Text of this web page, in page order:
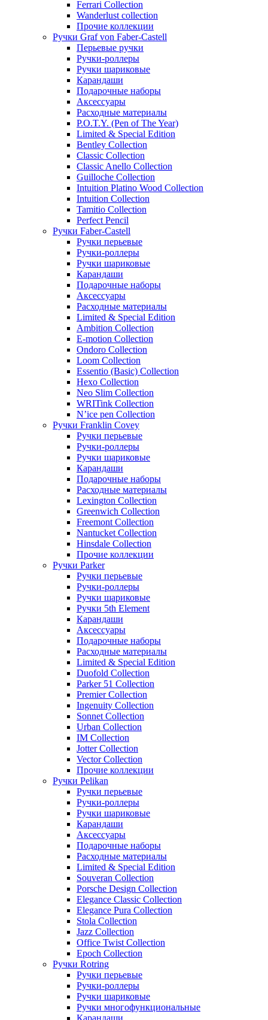
Ferrari Collection
Wanderlust collection
Прочие коллекции
Ручки Graf von Faber-Castell
Перьевые ручки
Ручки-роллеры
Ручки шариковые
Карандаши
Подарочные наборы
Аксессуары
Расходные материалы
P.O.T.Y. (Pen of The Year)
Limited & Special Edition
Bentley Collection
Classic Collection
Classic Anello Collection
Guilloche Collection
Intuition Platino Wood Collection
Intuition Collection
Tamitio Collection
Perfect Pencil
Ручки Faber-Castell
Ручки перьевые
Ручки-роллеры
Ручки шариковые
Карандаши
Подарочные наборы
Аксессуары
Расходные материалы
Limited & Special Edition
Ambition Collection
E-motion Collection
Ondoro Collection
Loom Collection
Essentio (Basic) Collection
Hexo Collection
Neo Slim Collection
WRITink Collection
N’ice pen Collection
Ручки Franklin Covey
Ручки перьевые
Ручки-роллеры
Ручки шариковые
Карандаши
Подарочные наборы
Расходные материалы
Lexington Collection
Greenwich Collection
Freemont Collection
Nantucket Collection
Hinsdale Collection
Прочие коллекции
Ручки Parker
Ручки перьевые
Ручки-роллеры
Ручки шариковые
Ручки 5th Element
Карандаши
Аксессуары
Подарочные наборы
Расходные материалы
Limited & Special Edition
Duofold Collection
Parker 51 Collection
Premier Collection
Ingenuity Collection
Sonnet Collection
Urban Collection
IM Collection
Jotter Collection
Vector Collection
Прочие коллекции
Ручки Pelikan
Ручки перьевые
Ручки-роллеры
Ручки шариковые
Карандаши
Аксессуары
Подарочные наборы
Расходные материалы
Limited & Special Edition
Souveran Collection
Porsche Design Collection
Elegance Classic Collection
Elegance Pura Collection
Stola Collection
Jazz Collection
Office Twist Collection
Epoch Collection
Ручки Rotring
Ручки перьевые
Ручки-роллеры
Ручки шариковые
Ручки многофункциональные
Карандаши